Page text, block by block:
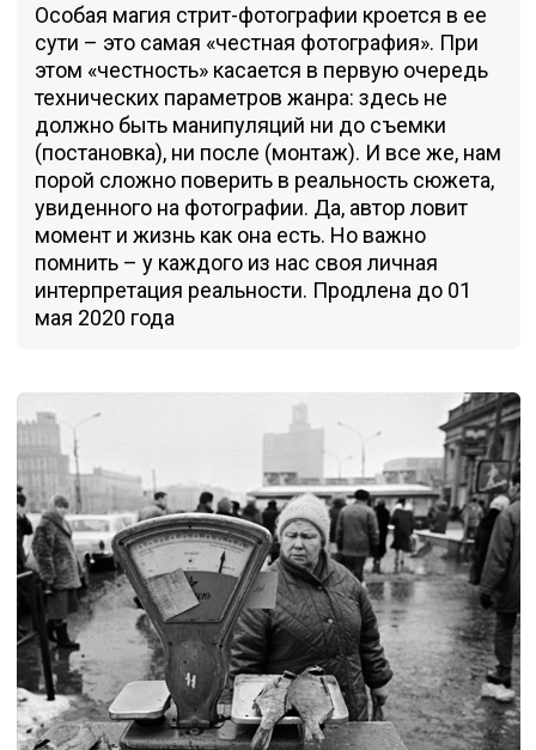
Особая магия стрит-фотографии кроется в ее
сути – это самая «честная фотография». При
этом «честность» касается в первую очередь
технических параметров жанра: здесь не
должно быть манипуляций ни до съемки
(постановка), ни после (монтаж). И все же, нам
порой сложно поверить в реальность сюжета,
увиденного на фотографии. Да, автор ловит
момент и жизнь как она есть. Но важно
помнить – у каждого из нас своя личная
интерпретация реальности. Продлена до 01
мая 2020 года